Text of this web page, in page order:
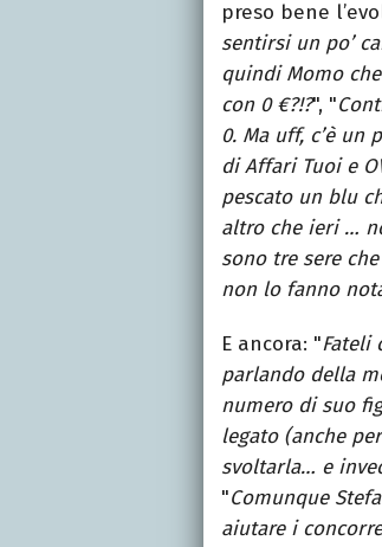
preso bene
sentirsi un po’
quindi Momo
con 0 €?!?", "
0. Ma uff, c’è un
di Affari Tuoi e
pescato un blu
altro che ieri …
sono tre sere
non lo fanno
E ancora: "Fateli
parlando della
numero di suo
legato (anche
svoltarla… e
"Comunque
aiutare i